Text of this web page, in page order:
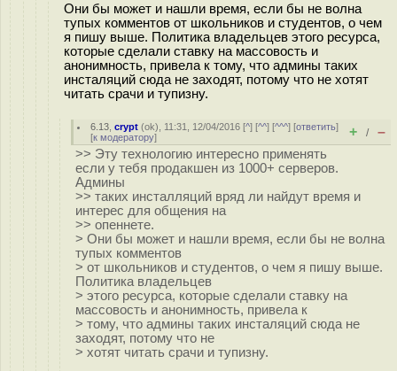
Они бы может и нашли время, если бы не волна
тупых комментов от школьников и студентов, о чем
я пишу выше. Политика владельцев этого ресурса,
которые сделали ставку на массовость и
анонимность, привела к тому, что админы таких
инсталяций сюда не заходят, потому что не хотят
читать срачи и тупизну.
6.13 ,crypt (ok), 11:31, 12/04/2016 [^] [^^] [^^^] [ответить]
[к модератору] + / –
>> Эту технологию интересно применять
если у тебя продакшен из 1000+ серверов.
Админы
>> таких инсталляций вряд ли найдут время и
интерес для общения на
>> опеннете.
> Они бы может и нашли время, если бы не волна
тупых комментов
> от школьников и студентов, о чем я пишу выше.
Политика владельцев
> этого ресурса, которые сделали ставку на
массовость и анонимность, привела к
> тому, что админы таких инсталяций сюда не
заходят, потому что не
> хотят читать срачи и тупизну.